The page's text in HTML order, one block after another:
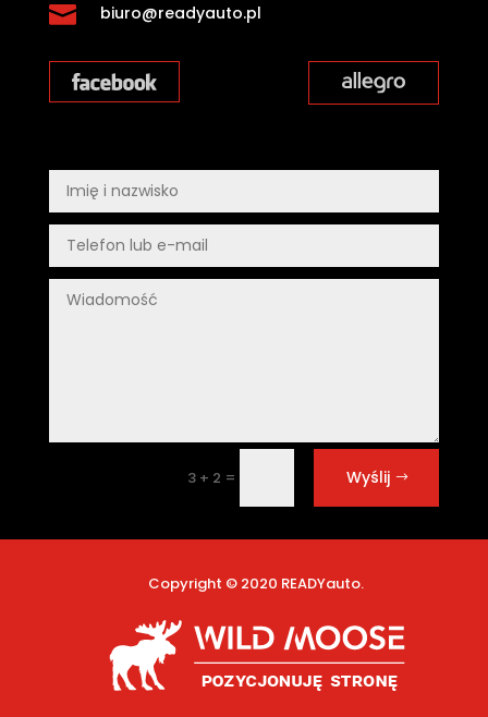
 biuro@readyauto.pl
3 + 2 = Wyślij
Copyright © 2020 READYauto.